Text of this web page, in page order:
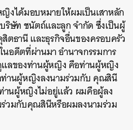
งได้มอบหมายให้ผมเป็นเสาหลัก
ริษัท ชนัตถ์และลูก จำกัด ซึ่งเป็นผู้
ธานี และธุรกิจอื่นของครอบครัว
นอดีตที่ผ่านมา อำนาจกรรมการ
แลของท่านผู้หญิง คือท่านผู้หญิง
านผู้หญิงลงนามร่วมกับ คุณสินี
ท่านผู้หญิงไม่อยู่แล้ว ผมคือผู้ลง
วมกับคุณสินีหรือผมลงนามร่วม